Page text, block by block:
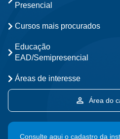
Presencial
Cursos mais procurados
Educação
EAD/Semipresencial
Áreas de interesse
Área do
Consulte aqui o cadastro da